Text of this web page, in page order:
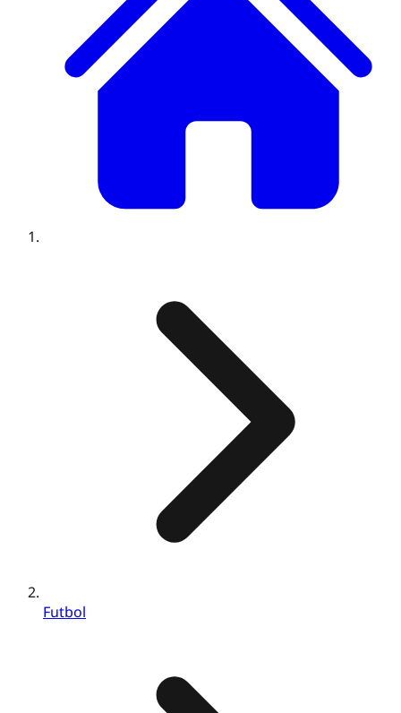
Futbol